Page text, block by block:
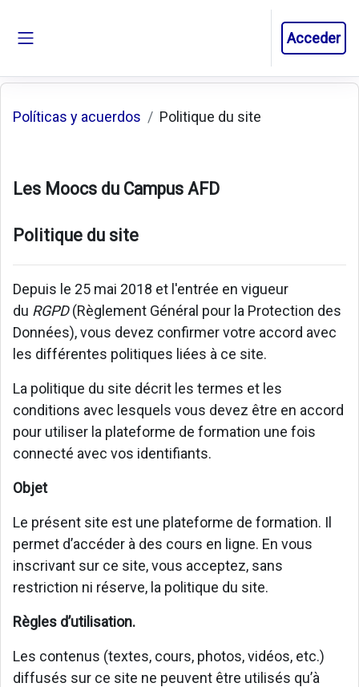
Acceder
Políticas y acuerdos Politique du site
Les Moocs du Campus AFD
Politique du site
Depuis le 25 mai 2018 et l'entrée en vigueur
du RGPD(Règlement Général pour la Protection des
Données), vous devez confirmer votre accord avec
les différentes politiques liées à ce site.
La politique du site décrit les termes et les
conditions avec lesquels vous devez être en accord
pour utiliser la plateforme de formation une fois
connecté avec vos identifiants.
Objet
Le présent site est une plateforme de formation. Il
permet d’accéder à des cours en ligne. En vous
inscrivant sur ce site, vous acceptez, sans
restriction ni réserve, la politique du site.
Règles d’utilisation.
Les contenus (textes, cours, photos, vidéos, etc.)
diffusés sur ce site ne peuvent être utilisés qu’à